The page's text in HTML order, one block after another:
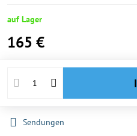
auf Lager
165 €
Sendungen